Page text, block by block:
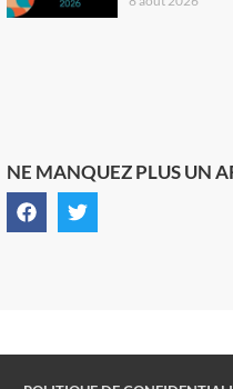
NE MANQUEZ PLUS UN